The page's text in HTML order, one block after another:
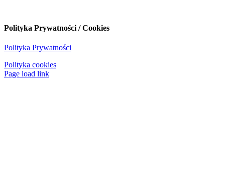
Polityka Prywatności / Cookies
Polityka Prywatności
Polityka cookies
Page load link